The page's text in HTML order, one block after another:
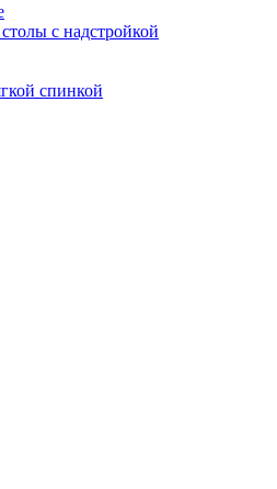
с надстройкой
спинкой